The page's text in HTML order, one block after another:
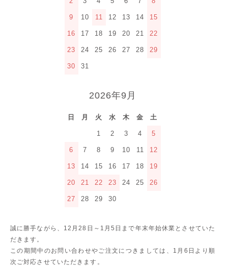
9 10 11 12 13 14 15
16 17 18 19 20 21 22
23 24 25 26 27 28 29
30 31
2026年9月
日 月 火 水 木 金 土
1 2 3 4 5
6 7 8 9 10 11 12
13 14 15 16 17 18 19
20 21 22 23 24 25 26
27 28 29 30
誠に勝手ながら、12月28日～1月5日まで年末年始休業とさせていた
だきます。
この期間中のお問い合わせやご注文につきましては、1月6日より順
次ご対応させていただきます。